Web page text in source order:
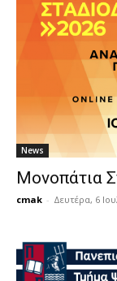
News
Μονοπάτια
cmak - Δευτέρα, 6